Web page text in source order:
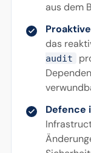
aus dem
das
audit
Defence